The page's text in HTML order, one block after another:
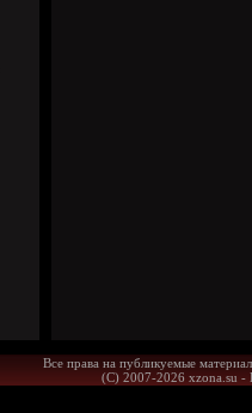
Все права на публикуемые
(С) 2007-2026 xzona.su -